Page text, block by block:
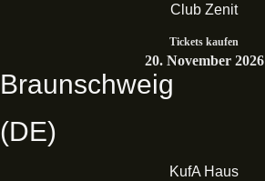
Club Zenit
Tickets kaufen
20. November 2026
Braunschweig
(DE)
KufA Haus